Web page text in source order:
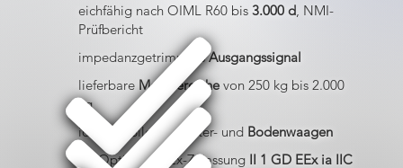
eichfähig nach OIML R60 bis 3.000 d, NMI-
Prüfbericht
impedanzgetrimmtesAusgangssignal
lieferbare Messbereichevon 250 kg bis 2.000
kg
als Option mit Ex-Zulassung II 1 GD EEx ia IIC
ideal für Silo-, Behälter- und Bodenwaagen